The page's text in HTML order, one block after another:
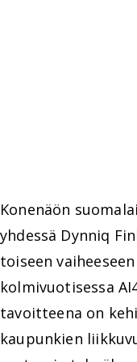
Konenäön
yhdessä Dynniq
toiseen
kolmivuotisessa
tavoitteena on
kaupunkien